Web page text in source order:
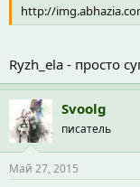
http://
Ryzh_ela - просто
Svoolg
писатель
Май 27, 2015